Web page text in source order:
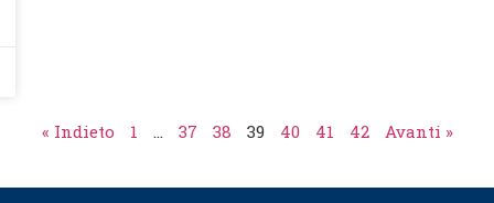
« Indieto 1 … 37 38 39 40 41 42 Avanti »